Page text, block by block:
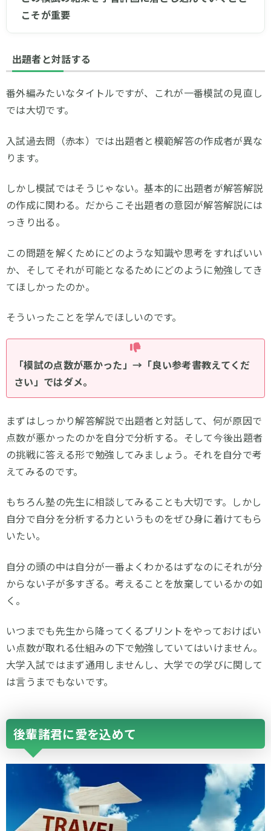
こそが重要
出題者と対話する
番外編みたいなタイトルですが、これが一番模試の見直し
では大切です。
入試過去問（赤本）では出題者と模範解答の作成者が異な
ります。
しかし模試ではそうじゃない。基本的に出題者が解答解説
の作成に関わる。だからこそ出題者の意図が解答解説には
っきり出る。
この問題を解くためにどのような知識や思考をすればいい
か、そしてそれが可能となるためにどのように勉強してき
てほしかったのか。
そういったことを学んでほしいのです。
「模試の点数が悪かった」→「良い参考書教えてくだ
さい」ではダメ。
まずはしっかり解答解説で出題者と対話して、何が原因で
点数が悪かったのかを自分で分析する。そして今後出題者
の挑戦に答える形で勉強してみましょう。それを自分で考
えてみるのです。
もちろん塾の先生に相談してみることも大切です。しかし
自分で自分を分析する力というものをぜひ身に着けてもら
いたい。
自分の頭の中は自分が一番よくわかるはずなのにそれが分
からない子が多すぎる。考えることを放棄しているかの如
く。
いつまでも先生から降ってくるプリントをやっておけばい
い点数が取れる仕組みの下で勉強していてはいけません。
大学入試ではまず通用しませんし、大学での学びに関して
は言うまでもないです。
後輩諸君に愛を込めて